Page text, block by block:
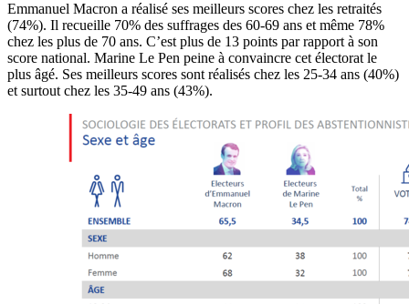
Emmanuel Macron a réalisé ses meilleurs scores chez les retraités
(74%). Il recueille 70% des suffrages des 60-69 ans et même 78%
chez les plus de 70 ans. C’est plus de 13 points par rapport à son
score national. Marine Le Pen peine à convaincre cet électorat le
plus âgé. Ses meilleurs scores sont réalisés chez les 25-34 ans (40%)
et surtout chez les 35-49 ans (43%).